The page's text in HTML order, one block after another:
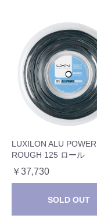
LUXILON ALU POWER
ROUGH 125 ロール
￥37,730
SOLD OUT